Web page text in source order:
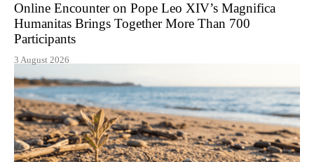
Online Encounter on Pope Leo XIV’s Magnifica
Humanitas Brings Together More Than 700
Participants
3 August 2026